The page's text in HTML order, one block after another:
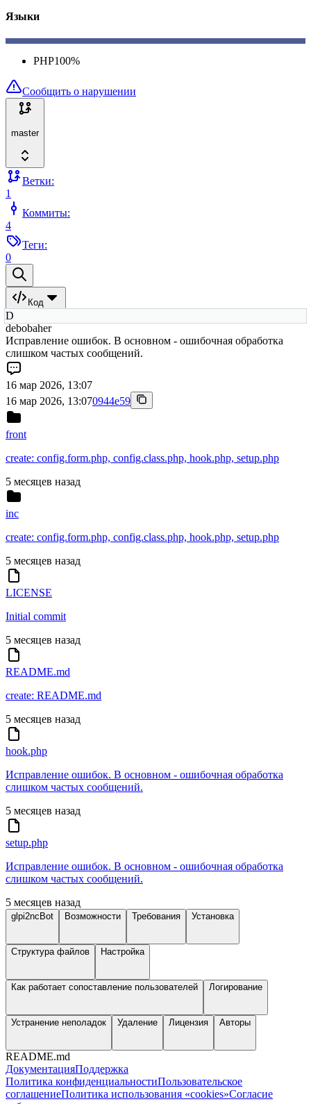
Языки
PHP100%
Сообщить о нарушении
master
Ветки:
1
Коммиты:
4
Теги:
0
Код
D
debobaher
Исправление ошибок. В основном - ошибочная обработка
слишком частых сообщений.
16 мар 2026, 13:07
16 мар 2026, 13:070944e59
front
create: config.form.php, config.class.php, hook.php, setup.php
5 месяцев назад
inc
create: config.form.php, config.class.php, hook.php, setup.php
5 месяцев назад
LICENSE
Initial commit
5 месяцев назад
README.md
create: README.md
5 месяцев назад
hook.php
Исправление ошибок. В основном - ошибочная обработка
слишком частых сообщений.
5 месяцев назад
setup.php
Исправление ошибок. В основном - ошибочная обработка
слишком частых сообщений.
5 месяцев назад
glpi2ncBot Возможности Требования Установка
Структура файлов Настройка
Как работает сопоставление пользователей Логирование
Устранение неполадок Удаление Лицензия Авторы
README.md
ДокументацияПоддержка
Политика конфиденциальностиПользовательское
соглашениеПолитика использования «cookies»Согласие